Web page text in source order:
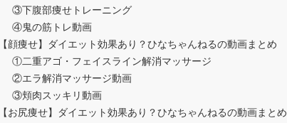
③下腹部痩せトレーニング
④鬼の筋トレ動画
【顔痩せ】ダイエット効果あり？ひなちゃんねるの動画まとめ
①二重アゴ・フェイスライン解消マッサージ
②エラ解消マッサージ動画
③頬肉スッキリ動画
【お尻痩せ】ダイエット効果あり？ひなちゃんねるの動画まとめ